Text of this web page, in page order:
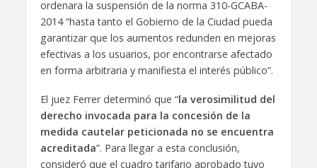
ordenara la suspensión de la norma 310-GCABA-
2014 “hasta tanto el Gobierno de la Ciudad pueda
garantizar que los aumentos redunden en mejoras
efectivas a los usuarios, por encontrarse afectado
en forma arbitraria y manifiesta el interés público”.
El juez Ferrer determinó que “la verosimilitud del
derecho invocada para la concesión de la
medida cautelar peticionada no se encuentra
acreditada”. Para llegar a esta conclusión,
consideró que el cuadro tarifario aprobado tuvo